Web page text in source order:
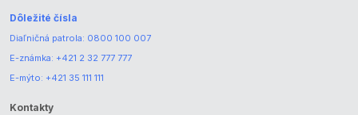
Dôležité čísla
Diaľničná patrola: 0800 100 007
E-známka: +421 2 32 777 777
E-mýto: +421 35 111 111
Kontakty